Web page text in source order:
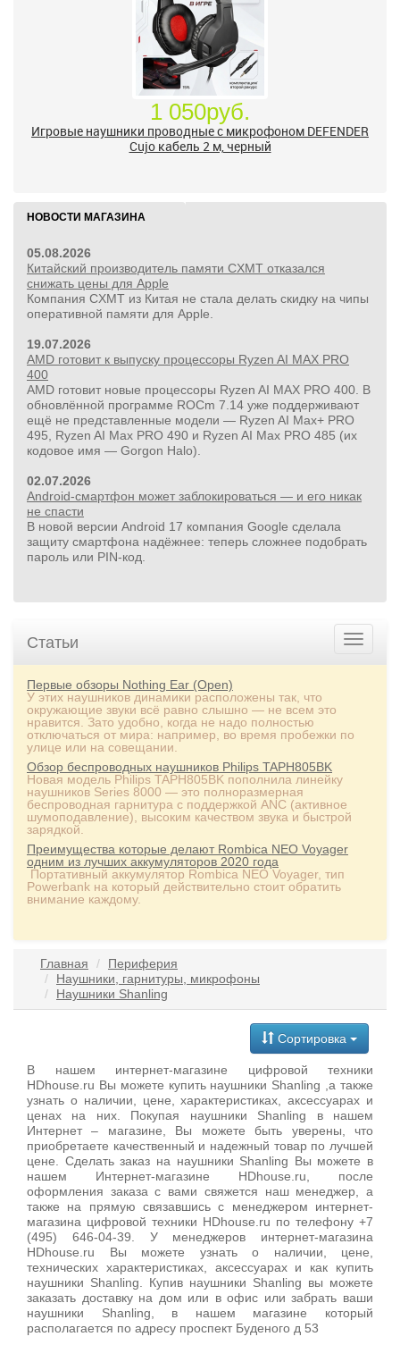
1 050руб.
Игровые наушники проводные с микрофоном DEFENDER
Сujo кабель 2 м, черный
НОВОСТИ МАГАЗИНА
05.08.2026
Китайский производитель памяти CXMT отказался
снижать цены для Apple
Компания CXMT из Китая не стала делать скидку на чипы
оперативной памяти для Apple.
19.07.2026
AMD готовит к выпуску процессоры Ryzen AI MAX PRO
400
AMD готовит новые процессоры Ryzen AI MAX PRO 400. В
обновлённой программе ROCm 7.14 уже поддерживают
ещё не представленные модели — Ryzen AI Max+ PRO
495, Ryzen AI Max PRO 490 и Ryzen AI Max PRO 485 (их
кодовое имя — Gorgon Halo).
02.07.2026
Android-смартфон может заблокироваться — и его никак
не спасти
В новой версии Android 17 компания Google сделала
защиту смартфона надёжнее: теперь сложнее подобрать
пароль или PIN‑код.
Статьи
Первые обзоры Nothing Ear (Open)
У этих наушников динамики расположены так, что
окружающие звуки всё равно слышно — не всем это
нравится. Зато удобно, когда не надо полностью
отключаться от мира: например, во время пробежки по
улице или на совещании.
Обзор беспроводных наушников Philips TAPH805BK
Новая модель Philips TAPH805BK пополнила линейку
наушников Series 8000 — это полноразмерная
беспроводная гарнитура с поддержкой ANC (активное
шумоподавление), высоким качеством звука и быстрой
зарядкой.
Преимущества которые делают Rombica NEO Voyager
одним из лучших аккумуляторов 2020 года
Портативный аккумулятор Rombica NEO Voyager, тип
Powerbank на который действительно стоит обратить
внимание каждому.
Главная
Периферия
Наушники, гарнитуры, микрофоны
Наушники Shanling
Сортировка
В нашем интернет-магазине цифровой техники
HDhouse.ru Вы можете купить наушники Shanling ,а также
узнать о наличии, цене, характеристиках, аксессуарах и
ценах на них. Покупая наушники Shanling в нашем
Интернет – магазине, Вы можете быть уверены, что
приобретаете качественный и надежный товар по лучшей
цене. Сделать заказ на наушники Shanling Вы можете в
нашем Интернет-магазине HDhouse.ru, после
оформления заказа с вами свяжется наш менеджер, а
также на прямую связавшись с менеджером интернет-
магазина цифровой техники HDhouse.ru по телефону +7
(495) 646-04-39. У менеджеров интернет-магазина
HDhouse.ru Вы можете узнать о наличии, цене,
технических характеристиках, аксессуарах и как купить
наушники Shanling. Купив наушники Shanling вы можете
заказать доставку на дом или в офис или забрать ваши
наушники Shanling, в нашем магазине который
располагается по адресу проспект Буденого д 53